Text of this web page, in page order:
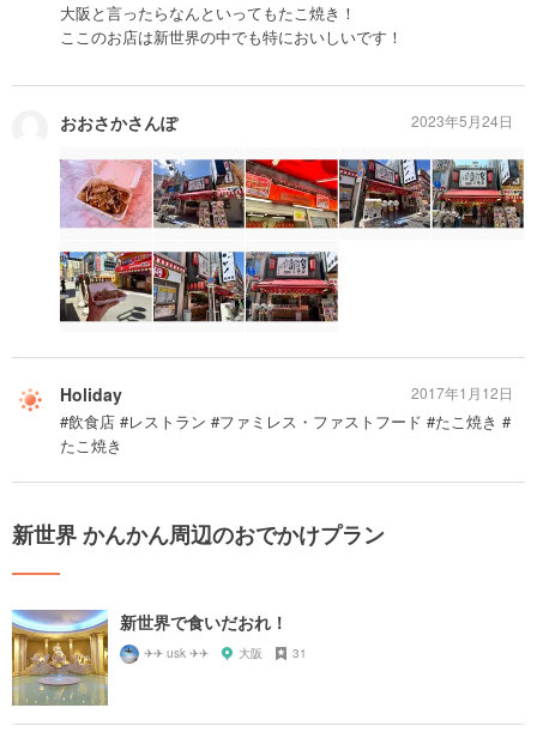
大阪と言ったらなんといってもたこ焼き！
ここのお店は新世界の中でも特においしいです！
おおさかさんぽ 2023年5月24日
Holiday
#飲食店 #レストラン #ファミレス・ファストフード #たこ焼き #
たこ焼き
2017年1月12日
新世界 かんかん周辺のおでかけプラン
新世界で食いだおれ！
✈✈ usk ✈✈ 大阪 31